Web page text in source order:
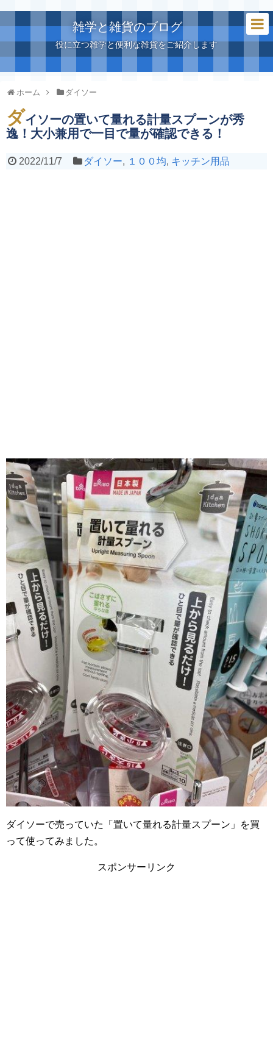
雑学と雑貨のブログ
役に立つ雑学と便利な雑貨をご紹介します
ホーム ダイソー
ダイソーの置いて量れる計量スプーンが秀
逸！大小兼用で一目で量が確認できる！
2022/11/7 ダイソー, １００均, キッチン用品
ダイソーで売っていた「置いて量れる計量スプーン」を買
って使ってみました。
スポンサーリンク